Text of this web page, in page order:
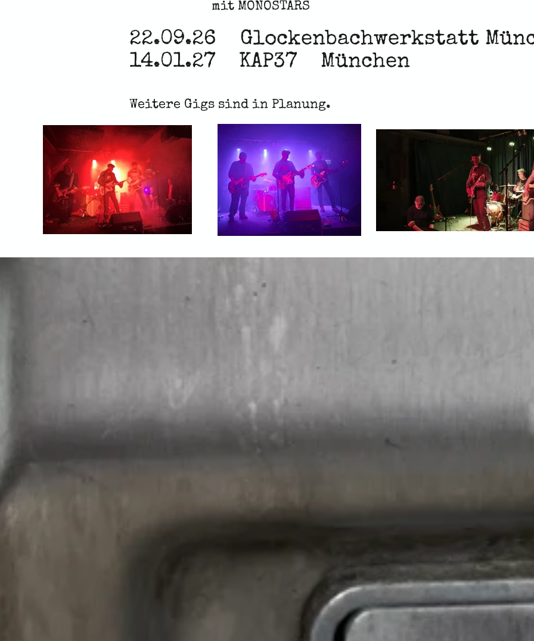
mit MONOSTARS
22.09.26 Glockenbachwerkstatt
14.01.27 KAP37 München
Weitere Gigs sind in Planung.